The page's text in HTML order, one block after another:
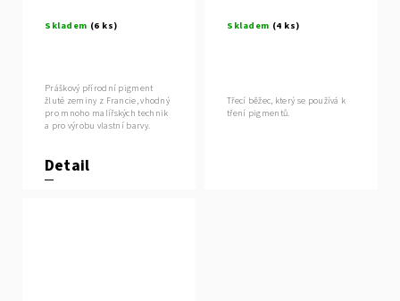
Skladem (6 ks)
Detail
Práškový přírodní pigment
žluté zeminy z Francie, vhodný
pro mnoho malířských technik
a pro výrobu vlastní barvy.
Skladem (4 ks)
Třecí běžec, který se používá k
tření pigmentů.